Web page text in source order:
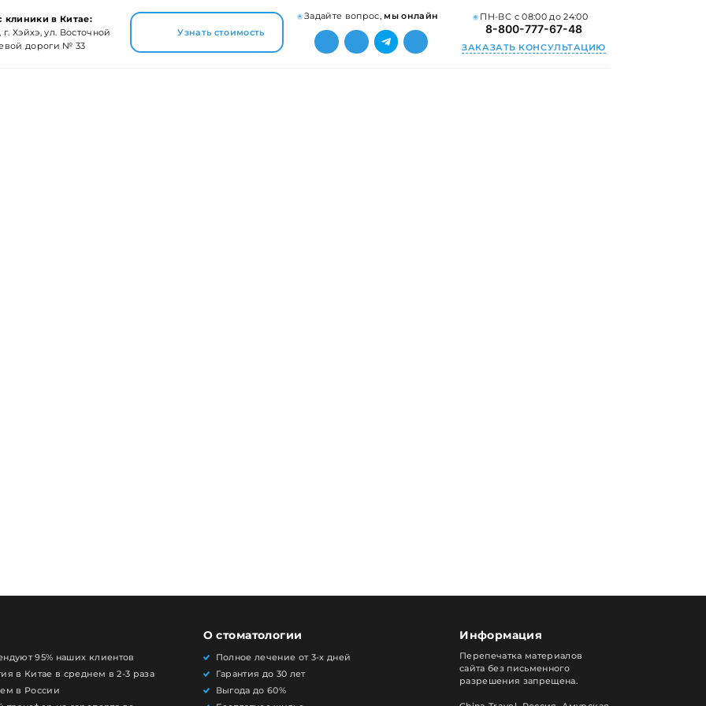
клиники в Китае:
г. Хэйхэ, ул. Восточной
дороги № 33
Узнать стоимость
Задайте вопрос, мы онлайн ПН-ВС с 08:00 до 24:00
8-800-777-67-48
ЗАКАЗАТЬ КОНСУЛЬТАЦИЮ
95% наших клиентов
в Китае в среднем в 2-3 раза
в России
О стоматологии
Полное лечение от 3-х дней
Гарантия до 30 лет
Выгода до 60%
Информация
Перепечатка материалов
сайта без письменного
разрешения запрещена.